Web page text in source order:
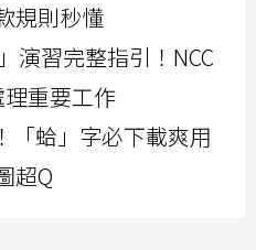
規則秒懂
演習完整指引！NCC
重要工作
「蛤」字必下載爽用
超Q